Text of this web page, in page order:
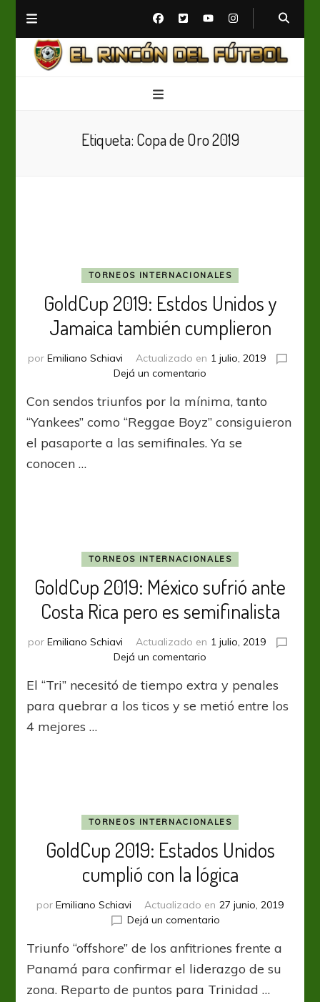
Etiqueta: Copa de Oro 2019
TORNEOS INTERNACIONALES
GoldCup 2019: Estdos Unidos y
Jamaica también cumplieron
por Emiliano Schiavi Actualizado en 1 julio, 2019
Dejá un comentario
2019:
Estdos
y
Con sendos triunfos por la mínima, tanto
“Yankees” como “Reggae Boyz” consiguieron
el pasaporte a las semifinales. Ya se
conocen …
TORNEOS INTERNACIONALES
GoldCup 2019: México sufrió ante
Costa Rica pero es semifinalista
por Emiliano Schiavi Actualizado en 1 julio, 2019
Dejá un comentario
2019:
México
El “Tri” necesitó de tiempo extra y penales
para quebrar a los ticos y se metió entre los
4 mejores …
TORNEOS INTERNACIONALES
GoldCup 2019: Estados Unidos
cumplió con la lógica
por Emiliano Schiavi Actualizado en 27 junio, 2019
Dejá un comentarioen
2019:
Estados
Unidos
cumplió
Triunfo “offshore” de los anfitriones frente a
Panamá para confirmar el liderazgo de su
zona. Reparto de puntos para Trinidad …